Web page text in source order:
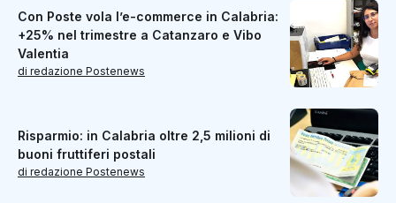
Con Poste vola l’e-commerce in Calabria:
+25% nel trimestre a Catanzaro e Vibo
Valentia
di redazione Postenews
Risparmio: in Calabria oltre 2,5 milioni di
buoni fruttiferi postali
di redazione Postenews